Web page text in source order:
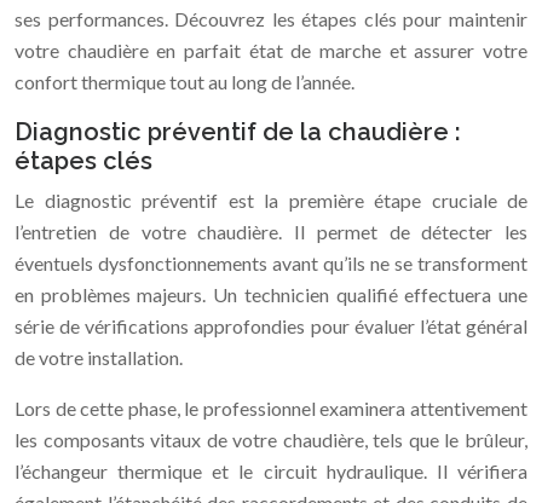
ses performances. Découvrez les étapes clés pour maintenir
votre chaudière en parfait état de marche et assurer votre
confort thermique tout au long de l’année.
Diagnostic préventif de la chaudière :
étapes clés
Le diagnostic préventif est la première étape cruciale de
l’entretien de votre chaudière. Il permet de détecter les
éventuels dysfonctionnements avant qu’ils ne se transforment
en problèmes majeurs. Un technicien qualifié effectuera une
série de vérifications approfondies pour évaluer l’état général
de votre installation.
Lors de cette phase, le professionnel examinera attentivement
les composants vitaux de votre chaudière, tels que le brûleur,
l’échangeur thermique et le circuit hydraulique. Il vérifiera